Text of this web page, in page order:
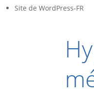
Site de WordPress-FR